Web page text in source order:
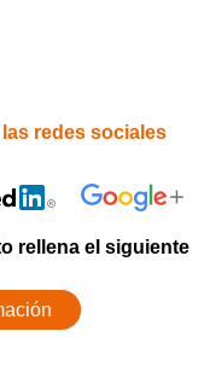
redes sociales
rellena el siguiente